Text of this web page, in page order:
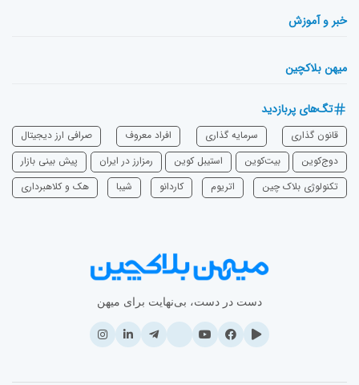
خبر و آموزش
میهن بلاکچین
تگ‌های پربازدید
قانون گذاری سرمایه‌ گذاری افراد معروف
صرافی ارز دیجیتال
دوج‌کوین
بیت‌کوین استیبل کوین رمزارز در ایران
پیش بینی بازار
تکنولوژی بلاک چین
اتریوم ‌کاردانو شیبا هک و کلاهبرداری
دست در دست، بی‌نهایت برای میهن